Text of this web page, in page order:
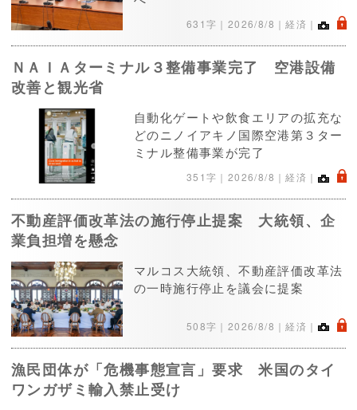
631字｜ 2026/8/8 ｜経済｜ .
ＮＡＩＡターミナル３整備事業完了 空港設備
改善と観光省
自動化ゲートや飲食エリアの拡充な
どのニノイアキノ国際空港第３ター
ミナル整備事業が完了
351字｜ 2026/8/8 ｜経済｜ .
不動産評価改革法の施行停止提案 大統領、企
業負担増を懸念
マルコス大統領、不動産評価改革法
の一時施行停止を議会に提案
508字｜ 2026/8/8 ｜経済｜ .
漁民団体が「危機事態宣言」要求 米国のタイ
ワンガザミ輸入禁止受け